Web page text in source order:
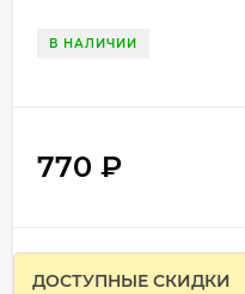
В НАЛИЧИИ
770 ₽
ДОСТУПНЫЕ СКИДКИ